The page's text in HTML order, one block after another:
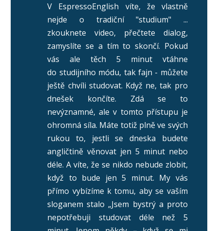
V EspressoEnglish víte, že vlastně
nejde o tradiční "studium" ...
zkouknete video, přečtete dialog,
zamyslíte se a tím to skončí. Pokud
vás ale těch 5 minut vtáhne
do studijního módu, tak fajn - můžete
ještě chvíli studovat. Když ne, tak pro
dnešek končíte. Zdá se to
nevýznamné, ale v tomto přístupu je
ohromná síla. Máte totiž plně ve svých
rukou to, jestli se dneska budete
angličtině věnovat jen 5 minut nebo
déle. A víte, že se nikdo nebude zlobit,
když to bude jen 5 minut. My vás
přímo vybízíme k tomu, aby se vaším
sloganem stalo „Jsem bystrý a proto
nepotřebuji studovat déle než 5